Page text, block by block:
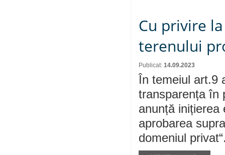
Cu privire
terenului
Publicat: 14.09.2023
În temeiul art.9
transparența în
anunță inițierea
aprobarea
domeniul